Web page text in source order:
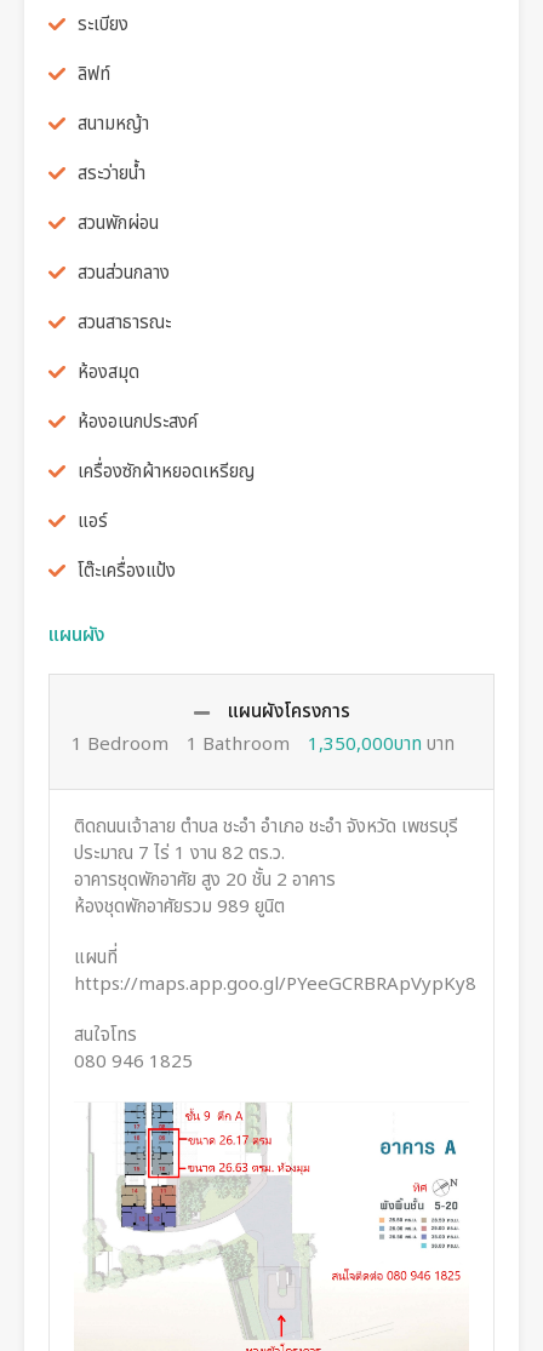
ระเบียง
ลิฟท์
สนามหญ้า
สระว่ายน้ำ
สวนพักผ่อน
สวนส่วนกลาง
สวนสาธารณะ
ห้องสมุด
ห้องอเนกประสงค์
เครื่องซักผ้าหยอดเหรียญ
แอร์
โต๊ะเครื่องแป้ง
แผนผัง
แผนผังโครงการ
1 Bedroom
1 Bathroom 1,350,000บาท บาท
ติดถนนเจ้าลาย ตำบล ชะอำ อำเภอ ชะอำ จังหวัด เพชรบุรี
ประมาณ 7 ไร่ 1 งาน 82 ตร.ว.
อาคารชุดพักอาศัย สูง 20 ชั้น 2 อาคาร
ห้องชุดพักอาศัยรวม 989 ยูนิต
แผนที่
https://maps.app.goo.gl/PYeeGCRBRApVypKy8
สนใจโทร
080 946 1825